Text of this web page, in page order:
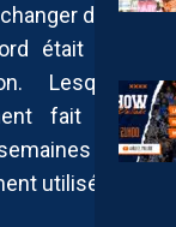
d’avis
était déjà
Lesquels
fait ses
de
utilisé :